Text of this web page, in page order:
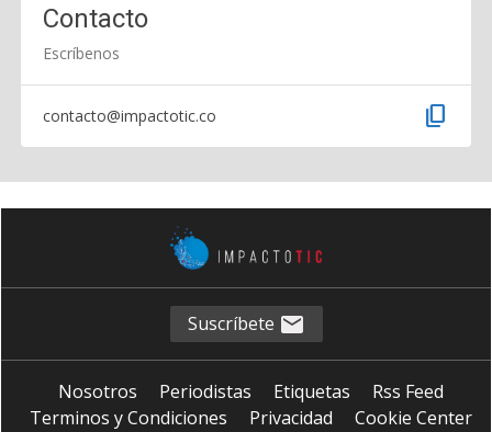
Contacto
Escríbenos
contacto@impactotic.co content_copy
Suscríbete
Nosotros Periodistas Etiquetas
Rss Feed
Terminos y Condiciones
Privacidad Cookie Center